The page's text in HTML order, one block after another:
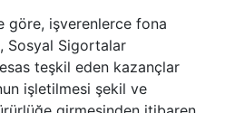
göre, işverenlerce fona
Sosyal Sigortalar
teşkil eden kazançlar
işletilmesi şekil ve